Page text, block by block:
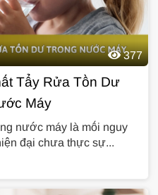
377
Tẩy Rửa Tồn Dư
Máy
nước máy là mối nguy
đại chưa thực sự...